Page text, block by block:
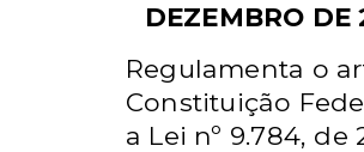
DEZEMBRO DE
Regulamenta o
Constituição
a Lei nº 9.784, de